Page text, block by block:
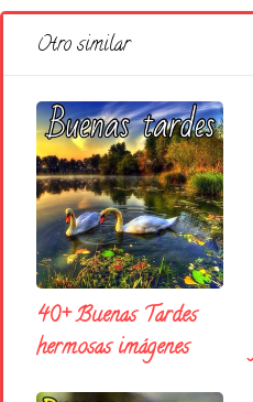
Otro similar
40+ Buenas Tardes
hermosas imágenes